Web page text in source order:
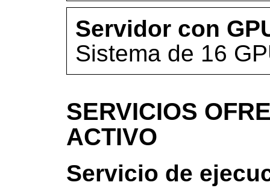
Servidor con
Sistema de 16
SERVICIOS
ACTIVO
Servicio de